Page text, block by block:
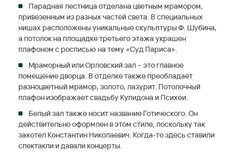
Парадная лестница отделана цветным мрамором,
привезенным из разных частей света. В специальных
нишах расположены уникальные скульптуры Ф. Шубина,
а потолок на площадке третьего этажа украшен
плафоном с росписью на тему «Суд Париса».
Мраморный или Орловский зал – это главное
помещение дворца. В отделке также преобладает
разноцветный мрамор, золото, лазурит. Потолочный
плафон изображает свадьбу Купидона и Психеи.
Белый зал также носит название Готического. Он
действительно оформлен в этом стиле, поскольку так
захотел Константин Николаевич. Когда-то здесь ставили
спектакли и давали концерты.